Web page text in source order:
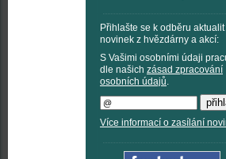
Přihlašte se k odběru aktualit
novinek z hvězdárny a akcí:
S Vašimi osobními údaji
dle našich zásad zpracování
osobních údajů.
Více informací o zasílání